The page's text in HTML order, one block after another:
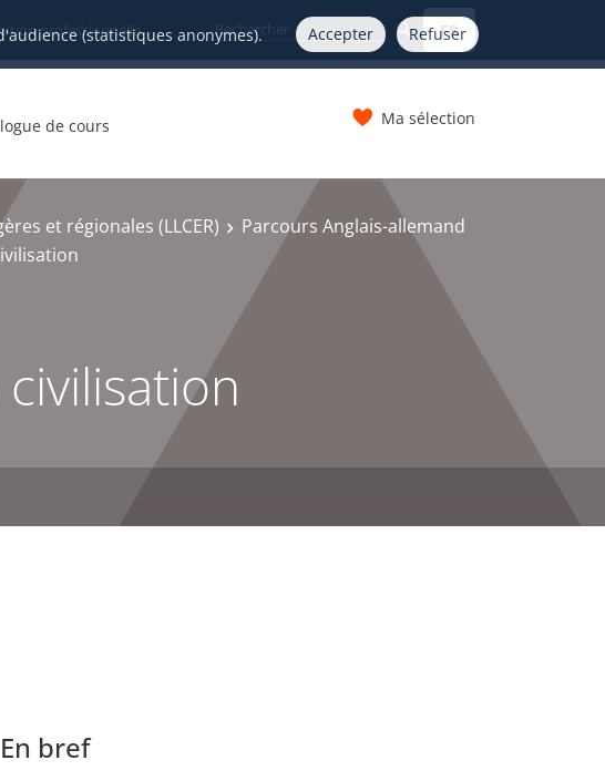
(statistiques anonymes). Accepter Refuser
professionnelle FR
de cours Ma sélection
et régionales (LLCER)
Parcours Anglais-allemand
En bref